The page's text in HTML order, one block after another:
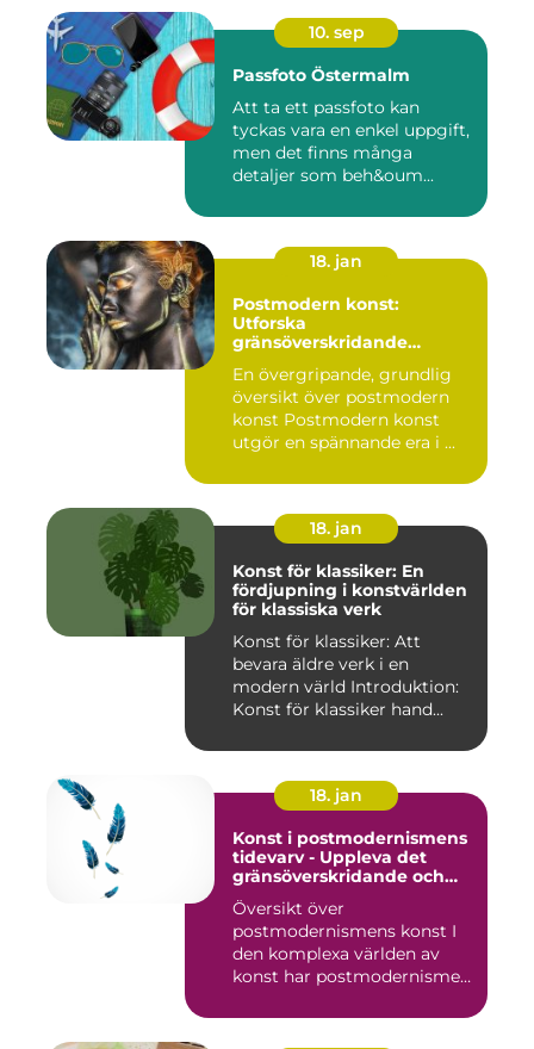
10. sep
Passfoto Östermalm
Att ta ett passfoto kan
tyckas vara en enkel uppgift,
men det finns många
detaljer som beh&oum...
18. jan
Postmodern konst:
Utforska
gränsöverskridande
En övergripande, grundlig
översikt över postmodern
konst Postmodern konst
utgör en spännande era i ...
18. jan
Konst för klassiker: En
fördjupning i konstvärlden
för klassiska verk
Konst för klassiker: Att
bevara äldre verk i en
modern värld Introduktion:
Konst för klassiker hand...
18. jan
Konst i postmodernismens
tidevarv - Uppleva det
gränsöverskridande och
mångfacetterade
Översikt över
postmodernismens konst I
den komplexa världen av
konst har postmodernismen